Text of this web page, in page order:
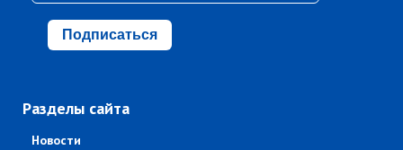
Подписаться
Разделы сайта
Новости